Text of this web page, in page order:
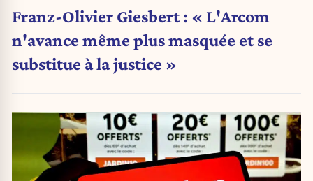
Franz-Olivier Giesbert : « L'Arcom
n'avance même plus masquée et se
substitue à la justice »